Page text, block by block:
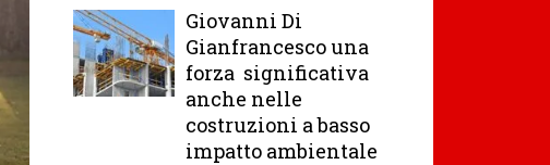
Giovanni Di
Gianfrancesco una
forza significativa
anche nelle
costruzioni a basso
impatto ambientale